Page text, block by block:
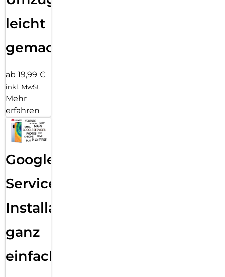
leicht
gemacht!
ab 19,99 €
inkl. MwSt.
Mehr
erfahren
Google
Services
Installation
ganz
einfach